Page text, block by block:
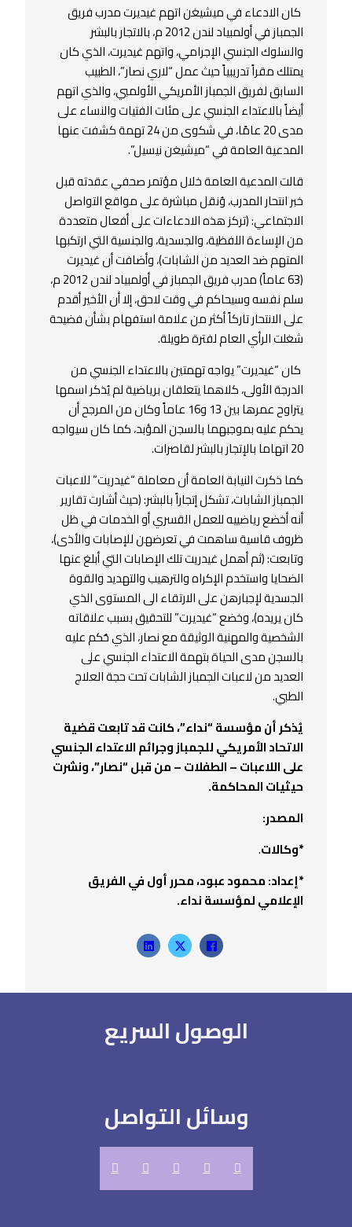
كان الادعاء في ميشيغن اتهم غيديرت مدرب فريق
الجمباز في أولمبياد لندن 2012 م، بالاتجار بالبشر
والسلوك الجنسي الإجرامي، واتهم غيديرت، الذي كان
يمتلك مقراً تدريبياً حيث عمل “لاري نصار”، الطبيب
السابق لفريق الجمباز الأمريكي الأولمبي، والذي اتهم
أيضاً بالاعتداء الجنسي على مئات الفتيات والنساء على
مدى 20 عامًا، في شكوى من 24 تهمة كشفت عنها
المدعية العامة في “ميشيغن نيسيل”.
قالت المدعية العامة خلال مؤتمر صحفي عقدته قبل
خبر انتحار المدرب، وُنقل مباشرة على مواقع التواصل
الاجتماعي: (تركز هذه الادعاءات على أفعال متعددة
من الإساءة اللفظية، والجسدية، والجنسية التي ارتكبها
المتهم ضد العديد من الشابات)، وأضافت أن غيديرت
(63 عاماً) مدرب فريق الجمباز في أولمبياد لندن 2012 م،
سلم نفسه وسيحاكم في وقت لاحق، إلا أن الأخير أقدم
على الانتحار تاركاً أكثر من علامة استفهام بشأن فضيحة
شغلت الرأي العام لفترة طويلة.
كان “غيديرت” يواجه تهمتين بالاعتداء الجنسي من
الدرجة الأولى، كلاهما يتعلقان برياضية لم يُذكر اسمها
يتراوح عمرها بين 13 و16 عاماً وكان من المرجح أن
يحكم عليه بموجبهما بالسجن المؤبد، كما كان سيواجه
20 اتهاما بالإتجار بالبشر لقاصرات.
كما ذكرت النيابة العامة أن معاملة “غيدريت” للاعبات
الجمباز الشابات، تشكل إتجاراً بالبشر: (حيث أشارت تقارير
أنه أخضع رياضييه للعمل القسري أو الخدمات في ظل
ظروف قاسية ساهمت في تعرضهن للإصابات والأذى)،
وتابعت: (ثم أهمل غيدريت تلك الإصابات التي أبلغ عنها
الضحايا واستخدم الإكراه والترهيب والتهديد والقوة
الجسدية لإجبارهن على الارتقاء الى المستوى الذي
كان يريده)، وخضع “غيديرت” للتحقيق بسبب علاقاته
الشخصية والمهنية الوثيقة مع نصار، الذي حُكم عليه
بالسجن مدى الحياة بتهمة الاعتداء الجنسي على
العديد من لاعبات الجمباز الشابات تحت حجة العلاج
الطبي.
يُذكر أن مؤسسة “نداء”، كانت قد تابعت قضية
الاتحاد الأمريكي للجمباز وجرائم الاعتداء الجنسي
على اللاعبات – الطفلات – من قبل “نصار”، ونشرت
حيثيات المحاكمة.
المصدر:
*وكالات.
*إعداد: محمود عبود، محرر أول في الفريق
الإعلامي لمؤسسة نداء.
الوصول السريع
وسائل التواصل